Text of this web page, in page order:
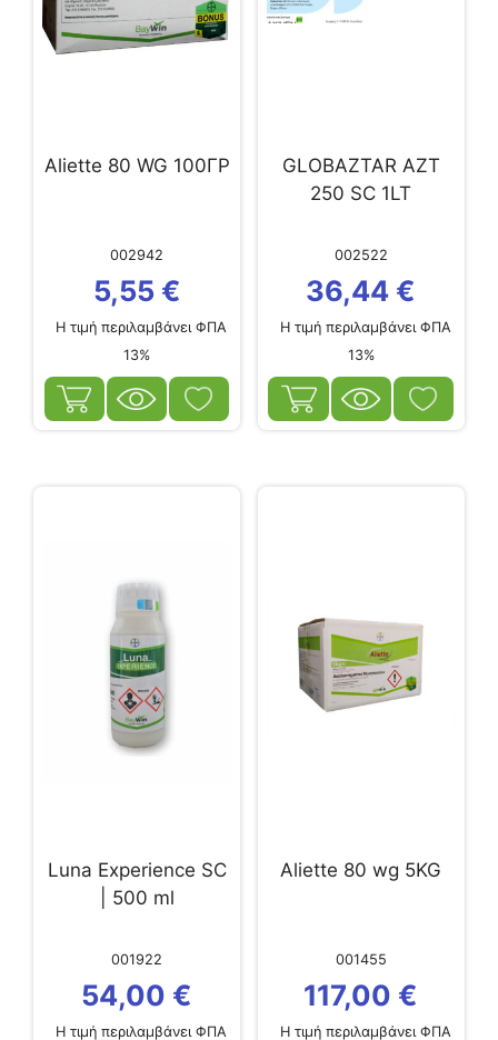
Aliette 80 WG 100ΓΡ
002942
5,55 €
Η τιμή περιλαμβάνει ΦΠΑ
13%
GLOBAZTAR AZT
250 SC 1LT
002522
36,44 €
Η τιμή περιλαμβάνει ΦΠΑ
13%
Luna Experience SC
| 500 ml
001922
54,00 €
Η τιμή περιλαμβάνει ΦΠΑ
Aliette 80 wg 5KG
001455
117,00 €
Η τιμή περιλαμβάνει ΦΠΑ